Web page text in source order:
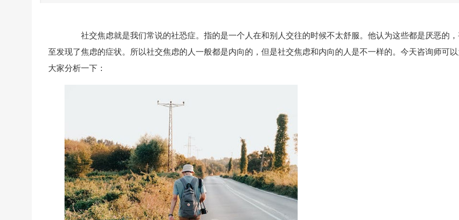
社交焦虑就是我们常说的社恐症。指的是一个人在和别人交往的时候不太舒服。他认为这些都是厌恶的
至发现了焦虑的症状。所以社交焦虑的人一般都是内向的，但是社交焦虑和内向的人是不一样的。今天咨询师可
大家分析一下：